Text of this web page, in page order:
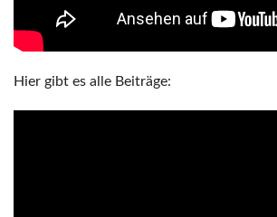
Hier gibt es alle Beiträge: